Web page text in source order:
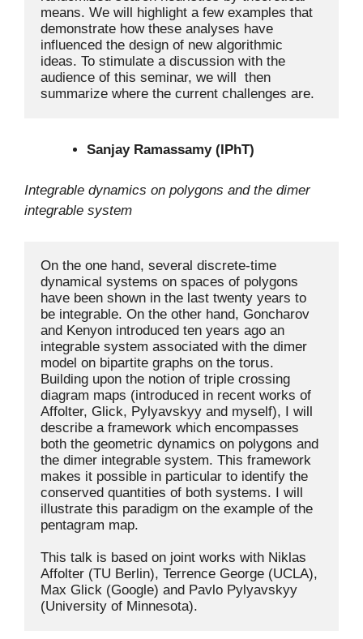
means. We will highlight a few examples that
demonstrate how these analyses have
influenced the design of new algorithmic
ideas. To stimulate a discussion with the
audience of this seminar, we will  then
summarize where the current challenges are.
Sanjay Ramassamy (IPhT)
Integrable dynamics on polygons and the dimer
integrable system
On the one hand, several discrete-time
dynamical systems on spaces of polygons
have been shown in the last twenty years to
be integrable. On the other hand, Goncharov
and Kenyon introduced ten years ago an
integrable system associated with the dimer
model on bipartite graphs on the torus.
Building upon the notion of triple crossing
diagram maps (introduced in recent works of
Affolter, Glick, Pylyavskyy and myself), I will
describe a framework which encompasses
both the geometric dynamics on polygons and
the dimer integrable system. This framework
makes it possible in particular to identify the
conserved quantities of both systems. I will
illustrate this paradigm on the example of the
pentagram map.
This talk is based on joint works with Niklas
Affolter (TU Berlin), Terrence George (UCLA),
Max Glick (Google) and Pavlo Pylyavskyy